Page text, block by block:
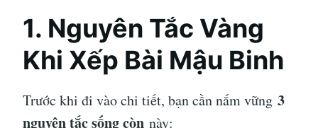
1. Nguyên Tắc Vàng
Khi Xếp Bài Mậu Binh
Trước khi đi vào chi tiết, bạn cần nắm vững 3
nguyên tắc sống còn này: